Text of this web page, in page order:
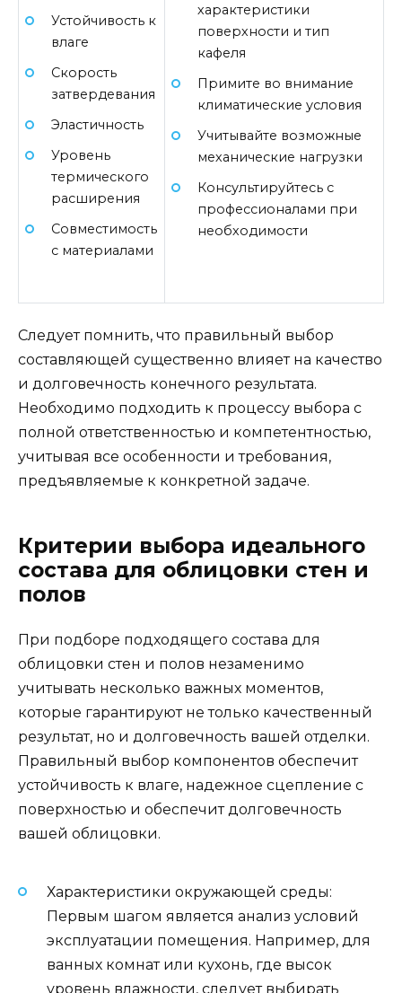
Устойчивость к
влаге
Скорость
затвердевания
Эластичность
Уровень
термического
расширения
Совместимость
с материалами
характеристики
поверхности и тип
кафеля
Примите во внимание
климатические условия
Учитывайте возможные
механические нагрузки
Консультируйтесь с
профессионалами при
необходимости
Следует помнить, что правильный выбор
составляющей существенно влияет на качество
и долговечность конечного результата.
Необходимо подходить к процессу выбора с
полной ответственностью и компетентностью,
учитывая все особенности и требования,
предъявляемые к конкретной задаче.
Критерии выбора идеального
состава для облицовки стен и
полов
При подборе подходящего состава для
облицовки стен и полов незаменимо
учитывать несколько важных моментов,
которые гарантируют не только качественный
результат, но и долговечность вашей отделки.
Правильный выбор компонентов обеспечит
устойчивость к влаге, надежное сцепление с
поверхностью и обеспечит долговечность
вашей облицовки.
Характеристики окружающей среды:
Первым шагом является анализ условий
эксплуатации помещения. Например, для
ванных комнат или кухонь, где высок
уровень влажности, следует выбирать